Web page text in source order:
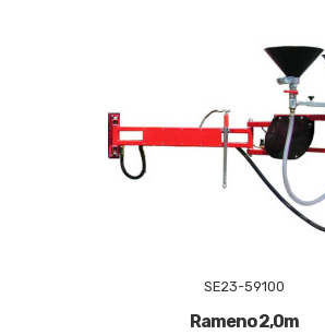
SE23-59100
Rameno 2,0m